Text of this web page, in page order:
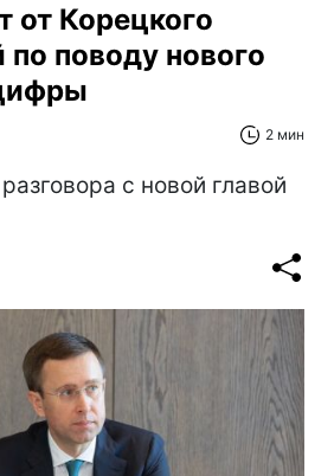
от Корецкого
по поводу нового
2 мин
с новой главой